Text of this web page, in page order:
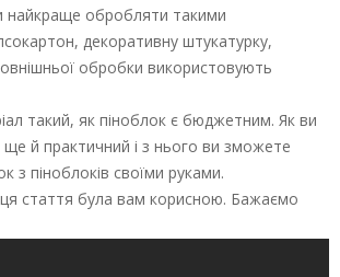
найкраще обробляти такими
декоративну штукатурку,
обробки використовують
такий, як піноблок є бюджетним. Як ви
ще й практичний і з нього ви зможете
з піноблоків своїми руками.
стаття була вам корисною. Бажаємо